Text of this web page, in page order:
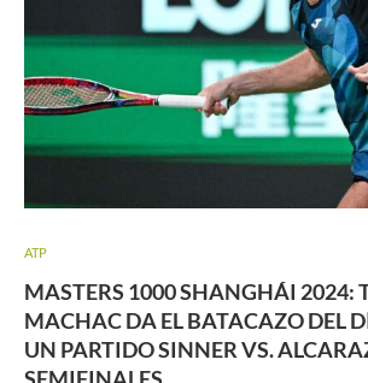
ATP
MASTERS 1000 SHANGHÁI 2024:
MACHAC DA EL BATACAZO DEL
UN PARTIDO SINNER VS.